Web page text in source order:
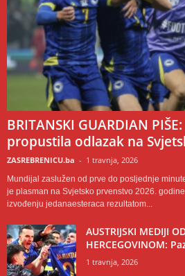
BRITANSKI GUARDIAN
propustila odlazak na
ZASREBRENICU.ba - 1 travnja, 2026
Mundijal zaslužen od prve do posljednje
je plasman na Svjetsko prvenstvo 2026.
izvođenju jedanaesteraca rezultatom...
AUSTRIJSKI MEDIJI
HERCEGOVINOM:
1 travnja, 2026